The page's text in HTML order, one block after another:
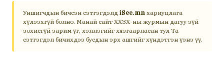
Уншигчдын бичсэн сэтгэгдэлд iSee.mn хариуцлага
хүлээхгүй болно. Манай сайт ХХЗХ-ны журмын дагуу зүй
зохисгүй зарим үг, хэллэгийг хязгаарласан тул Та
сэтгэгдэл бичихдээ бусдын эрх ашгийг хүндэтгэн үзнэ үү.